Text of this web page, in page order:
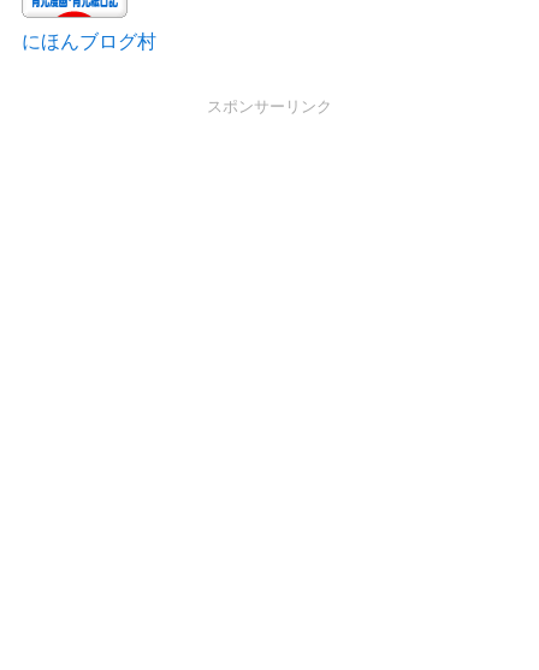
にほんブログ村
スポンサーリンク